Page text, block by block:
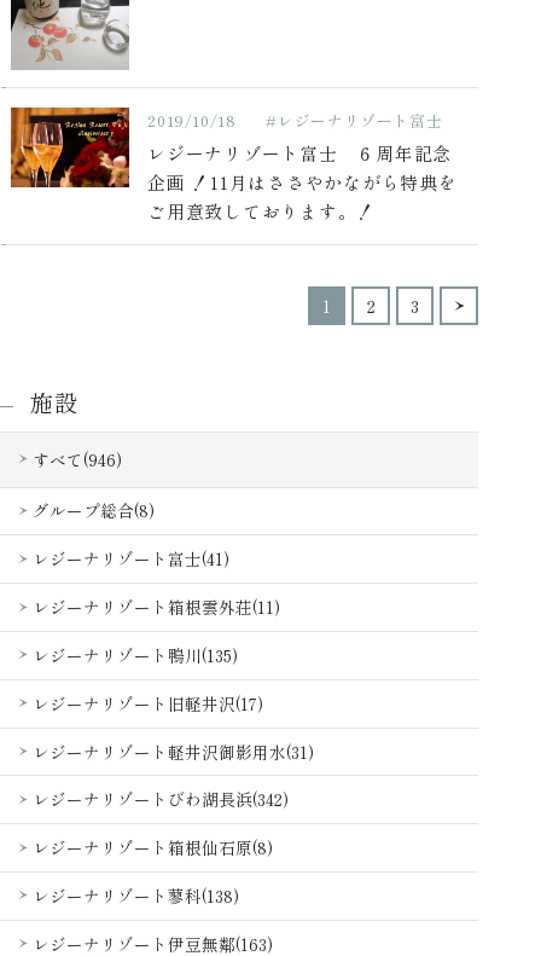
2019/10/18 #レジーナリゾート富士
レジーナリゾート富士 ６周年記念
企画 ！11月はささやかながら特典を
ご用意致しております。！
1 2 3
施設
すべて(946)
グループ総合(8)
レジーナリゾート富士(41)
レジーナリゾート箱根雲外荘(11)
レジーナリゾート鴨川(135)
レジーナリゾート旧軽井沢(17)
レジーナリゾート軽井沢御影用水(31)
レジーナリゾートびわ湖長浜(342)
レジーナリゾート箱根仙石原(8)
レジーナリゾート蓼科(138)
レジーナリゾート伊豆無鄰(163)